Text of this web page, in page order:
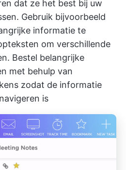
dat ze het best bij uw
Gebruik bijvoorbeeld
informatie te
om verschillende
Bestel belangrijke
met behulp van
zodat de informatie
is